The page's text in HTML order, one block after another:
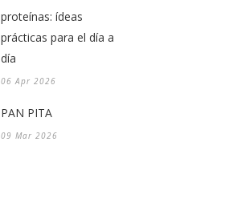
proteínas: ídeas
prácticas para el día a
día
06 Apr 2026
PAN PITA
09 Mar 2026